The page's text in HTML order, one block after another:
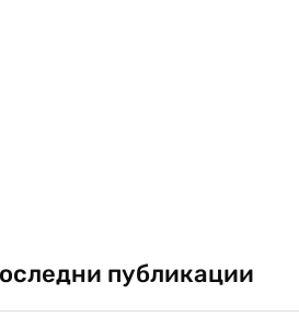
публикации